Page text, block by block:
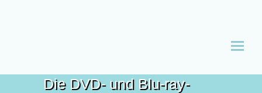
Inhalt
Die DVD- und Blu-ray-